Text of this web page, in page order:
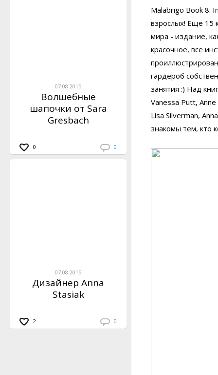
07.08.2015
Волшебные
шапочки от Sara
Gresbach
0 0
07.08.2015
Дизайнер Anna
Stasiak
2 0
Malabrigo Book 8:
взрослых! Еще 15
мира - издание,
красочное, все
гардероб
занятия :) Над
Vanessa Putt,
Lisa Silverman,
знакомы тем, кто